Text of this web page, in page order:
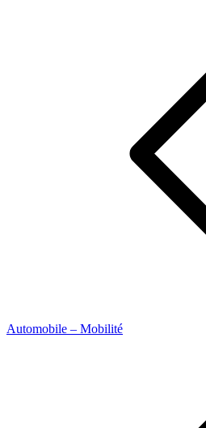
Automobile – Mobilité